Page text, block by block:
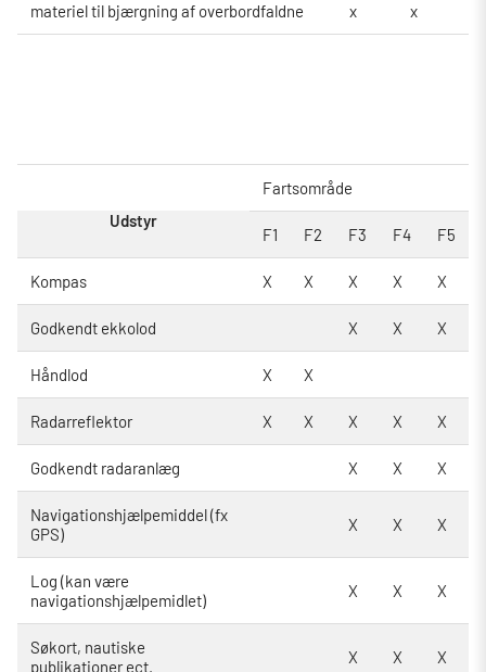
materiel til bjærgning af overbordfaldne x x
Fartsområde
Udstyr
F1 F2 F3 F4 F5
Kompas X X X X X
Godkendt ekkolod X X X
Håndlod X X
Radarreflektor X X X X X
Godkendt radaranlæg X X X
Navigationshjælpemiddel (fx
GPS)
X X X
Log (kan være
navigationshjælpemidlet)
X X X
Søkort, nautiske
publikationer ect.
X X X